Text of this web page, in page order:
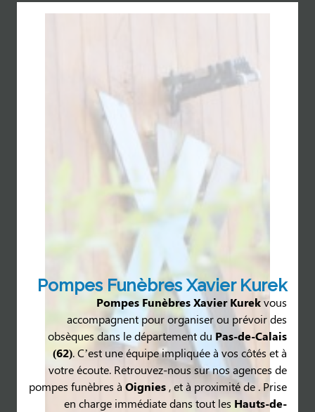
Pompes Funèbres Xavier Kurek
Pompes Funèbres Xavier Kurekvous
accompagnent pour organiser ou prévoir des
obsèques dans le département duPas-de-Calais
(62). C’est une équipe impliquée à vos côtés et à
votre écoute. Retrouvez-nous sur nos agences de
pompes funèbres à Oignies ,et à proximité de . Prise
en charge immédiate dans tout les Hauts-de-